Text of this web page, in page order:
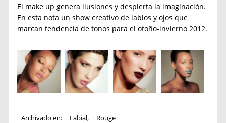
El make up genera ilusiones y despierta la imaginación.
En esta nota un show creativo de labios y ojos que
marcan tendencia de tonos para el otoño-invierno 2012.
Archivado en: Labial,
Rouge